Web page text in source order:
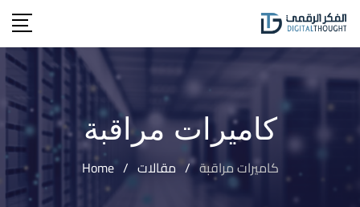
Skip
كاميرات مراقبة
كاميرات مراقبة / مقالات /
Home